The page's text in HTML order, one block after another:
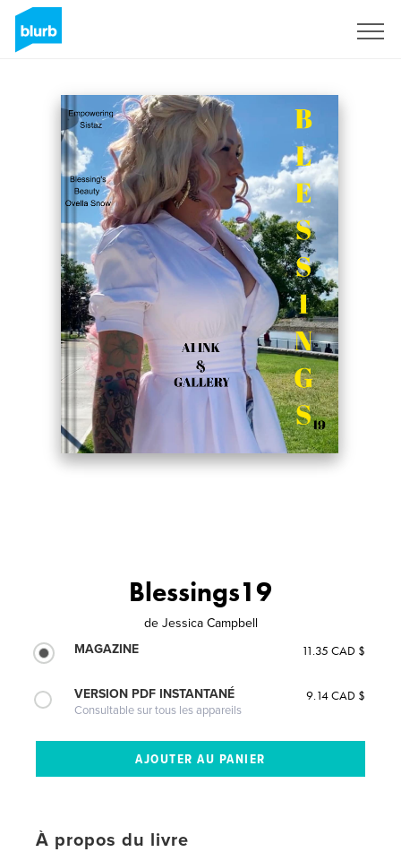
Blessings19
de Jessica Campbell
MAGAZINE
11.35 CAD $
VERSION PDF INSTANTANÉ
Consultable sur tous les appareils
9.14 CAD $
À propos du livre